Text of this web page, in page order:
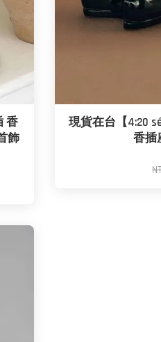
香
飾
現貨在台【4:20
香插